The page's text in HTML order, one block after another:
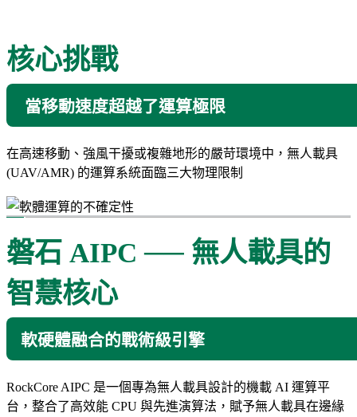
核心挑戰
當移動速度超越了運算極限
在高速移動、強風干擾或複雜地形的嚴苛環境中，無人載具
(UAV/AMR) 的運算系統面臨三大物理限制
磐石 AIPC ── 無人載具的
智慧核心
軟硬體融合的戰術級引擎
RockCore AIPC 是一個專為無人載具設計的機載 AI 運算平
台，整合了高效能 CPU 與先進演算法，賦予無人載具在邊緣